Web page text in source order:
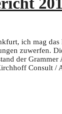
ich mag das
zuwerfen.
der Grammer
Consult /